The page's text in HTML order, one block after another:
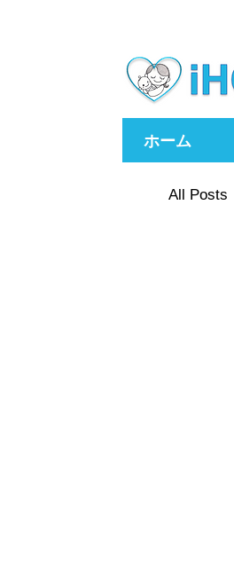
ホーム
All Posts